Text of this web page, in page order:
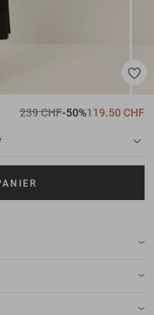
239 CHF-50%119.50 CHF